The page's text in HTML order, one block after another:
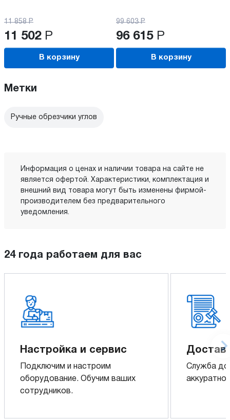
11 858 Р
11 502 Р
В корзину
99 603 Р
96 615 Р
В корзину
Метки
Ручные обрезчики углов
Информация о ценах и наличии товара на сайте не
является офертой. Характеристики, комплектация и
внешний вид товара могут быть изменены фирмой-
производителем без предварительного
уведомления.
24 года работаем для вас
Настройка и сервис
Подключим и настроим
оборудование. Обучим ваших
сотрудников.
Служба
аккуратно